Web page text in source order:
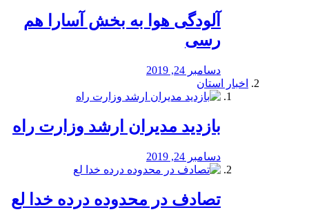
آلودگی هوا به بخش آسارا هم
رسی
دسامبر 24, 2019
اخبار استان
بازدید مدیران ارشد وزارت راه
دسامبر 24, 2019
تصادف در محدوده درده خدا لع